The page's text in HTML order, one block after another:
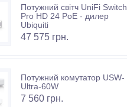
Потужний світч UniFi Switch
Pro HD 24 PoE - дилер
Ubiquiti
47 575 грн.
Потужний комутатор USW-
Ultra-60W
7 560 грн.